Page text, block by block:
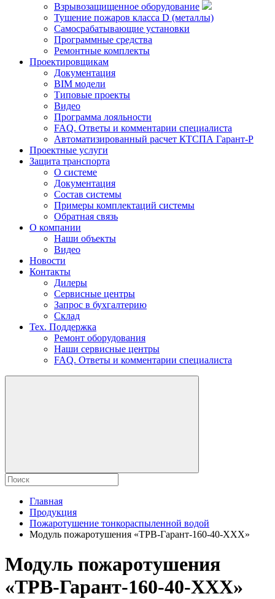
Взрывозащищенное оборудование
Тушение пожаров класса D (металлы)
Самосрабатывающие установки
Программные средства
Ремонтные комплекты
Проектировщикам
Документация
BIM модели
Типовые проекты
Видео
Программа лояльности
FAQ. Ответы и комментарии специалиста
Автоматизированный расчет КТСПА Гарант-Р
Проектные услуги
Защита транспорта
О системе
Документация
Состав системы
Примеры комплектаций системы
Обратная связь
О компании
Наши объекты
Видео
Новости
Контакты
Дилеры
Сервисные центры
Запрос в бухгалтерию
Склад
Тех. Поддержка
Ремонт оборудования
Наши сервисные центры
FAQ. Ответы и комментарии специалиста
Главная
Продукция
Пожаротушение тонкораспыленной водой
Модуль пожаротушения «ТРВ-Гарант-160-40-ХХХ»
Модуль пожаротушения
«ТРВ-Гарант-160-40-ХХХ»